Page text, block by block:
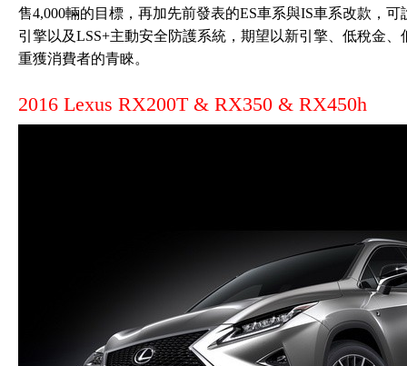
售4,000輛的目標，再加先前發表的ES車系與IS車系改款，
引擎以及LSS+主動安全防護系統，期望以新引擎、低稅金
重獲消費者的青睞。
2016 Lexus RX200T & RX350 & RX450h